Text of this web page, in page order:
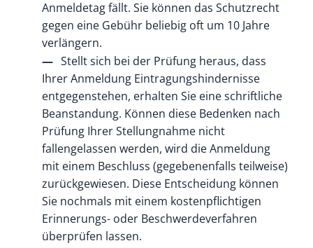
Anmeldetag fällt. Sie können das Schutzrecht
gegen eine Gebühr beliebig oft um 10 Jahre
verlängern.
Stellt sich bei der Prüfung heraus, dass
Ihrer Anmeldung Eintragungshindernisse
entgegenstehen, erhalten Sie eine schriftliche
Beanstandung. Können diese Bedenken nach
Prüfung Ihrer Stellungnahme nicht
fallengelassen werden, wird die Anmeldung
mit einem Beschluss (gegebenenfalls teilweise)
zurückgewiesen. Diese Entscheidung können
Sie nochmals mit einem kostenpflichtigen
Erinnerungs- oder Beschwerdeverfahren
überprüfen lassen.